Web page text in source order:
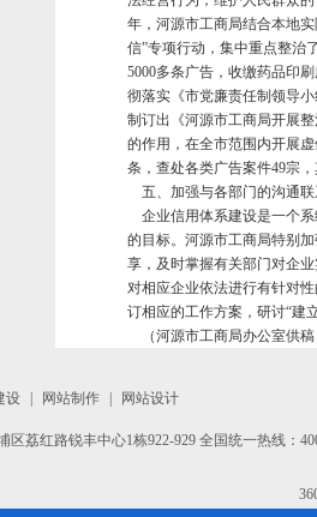
年，河源市工商局结合本地
信”专项行动，集中重点整治
5000多条广告，收缴药品印
彻落实《市党廉责任制领导
制订出《河源市工商局开展
的作用，在全市范围内开展
条，查处各类广告案件49宗
五、加强与各部门的沟通
企业信用体系建设是一个系
的目标。河源市工商局特别
享，及时掌握有关部门对企
对相应企业依法进行有针对
订相应的工作方案，研讨“建
（河源市工商局办公室供稿
设 网站制作 网站设计
区荔红路锐丰中心1栋922-929 全国统一热线：